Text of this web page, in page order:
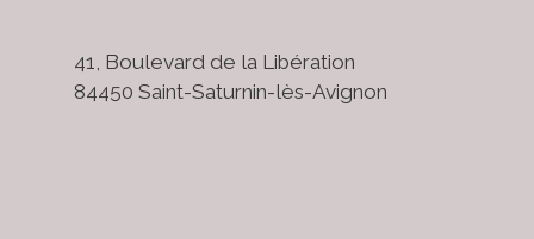
41, Boulevard de la Libération
84450 Saint-Saturnin-lès-Avignon